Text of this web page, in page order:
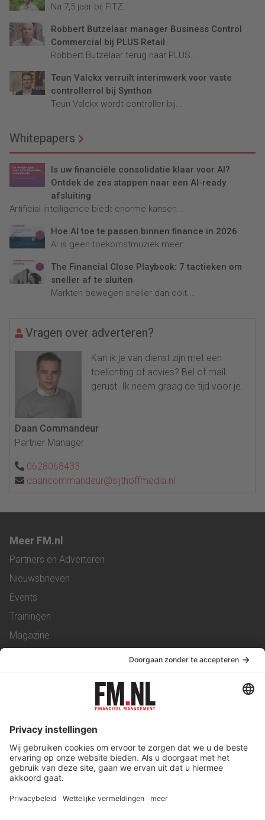
Na 7,5 jaar bij FITZ...
Robbert Butzelaar manager Business Control
Commercial bij PLUS Retail
Robbert Butzelaar terug naar PLUS...
Teun Valckx verruilt interimwerk voor vaste
controllerrol bij Synthon
Teun Valckx wordt controller bij...
Whitepapers
Is uw financiële consolidatie klaar voor AI?
Ontdek de zes stappen naar een AI-ready
afsluiting
Artificial Intelligence biedt enorme kansen...
Hoe AI toe te passen binnen finance in 2026
AI is geen toekomstmuziek meer...
The Financial Close Playbook: 7 tactieken om
sneller af te sluiten
Markten bewegen sneller dan ooit....
Vragen over adverteren?
Kan ik je van dienst zijn met een
toelichting of advies? Bel of mail
gerust. Ik neem graag de tijd voor je.
Daan Commandeur
Partner Manager
0628068433
daancommandeur@sijthoffmedia.nl
Meer FM.nl
Partners en Adverteren
Nieuwsbrieven
Events
Trainingen
Magazine
Service & Contact
Werken bij ons
Privacy Statement
Algemene Voorwaarden